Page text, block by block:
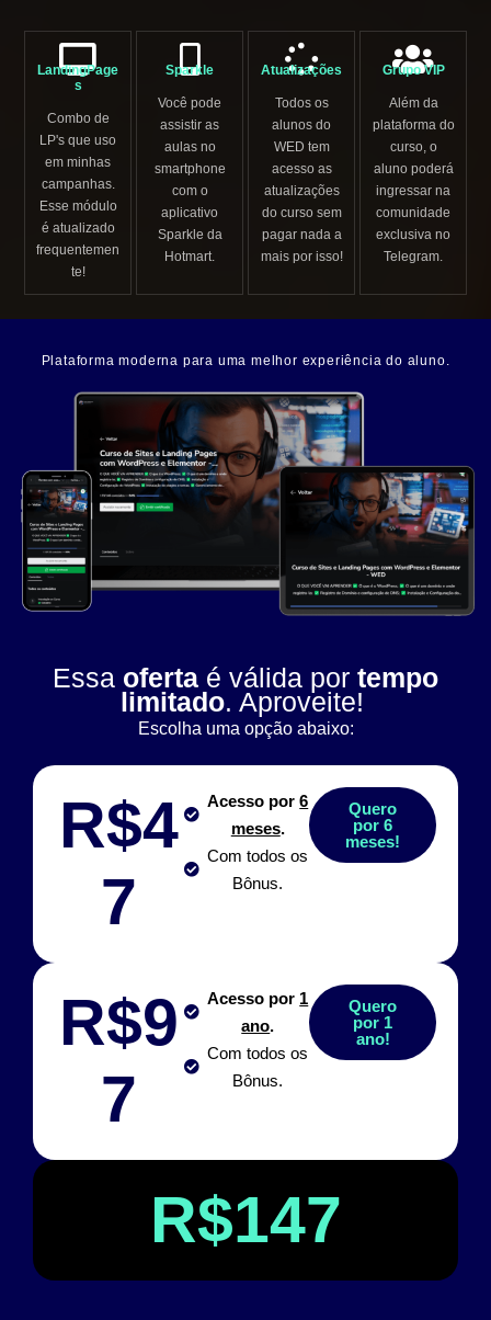
LandingPage
s
Combo de
LP's que uso
em minhas
campanhas.
Esse módulo
é atualizado
frequentemen
te!
Sparkle
Você pode
assistir as
aulas no
smartphone
com o
aplicativo
Sparkle da
Hotmart.
Atualizações
Todos os
alunos do
WED tem
acesso as
atualizações
do curso sem
pagar nada a
mais por isso!
Grupo VIP
Além da
plataforma do
curso, o
aluno poderá
ingressar na
comunidade
exclusiva no
Telegram.
Plataforma moderna para uma melhor experiência do aluno.
Essa oferta é válida por tempo
limitado. Aproveite!
Escolha uma opção abaixo:
R$4
7
Acesso por6
meses.
Com todos os
Bônus.
Quero
por 6
meses!
R$9
7
Acesso por 1
ano.
Com todos os
Bônus.
Quero
por 1
ano!
R$147